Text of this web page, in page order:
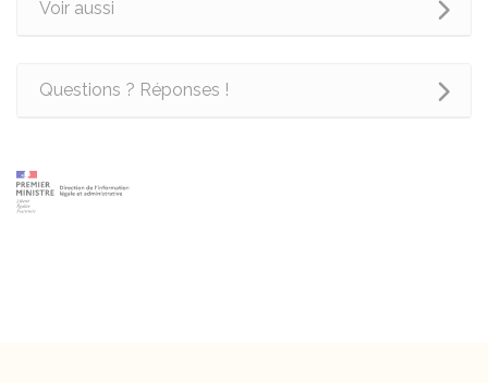
Voir aussi
Questions ? Réponses !